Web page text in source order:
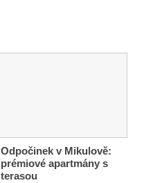
Odpočinek v Mikulově:
prémiové apartmány s
terasou